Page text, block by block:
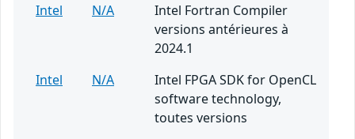
Intel
N/A
Intel Fortran Compiler
versions antérieures à
2024.1
Intel
N/A
Intel FPGA SDK for OpenCL
software technology,
toutes versions